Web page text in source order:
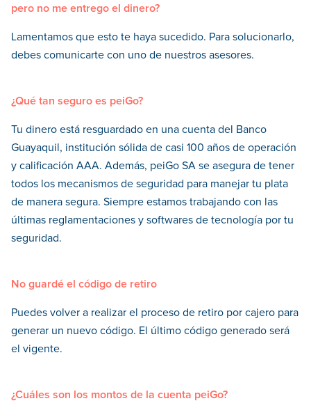
pero no me entrego el dinero?
Lamentamos que esto te haya sucedido. Para solucionarlo,
debes comunicarte con uno de nuestros asesores.
¿Qué tan seguro es peiGo?
Tu dinero está resguardado en una cuenta del Banco
Guayaquil, institución sólida de casi 100 años de operación
y calificación AAA. Además, peiGo SA se asegura de tener
todos los mecanismos de seguridad para manejar tu plata
de manera segura. Siempre estamos trabajando con las
últimas reglamentaciones y softwares de tecnología por tu
seguridad.
No guardé el código de retiro
Puedes volver a realizar el proceso de retiro por cajero para
generar un nuevo código. El último código generado será
el vigente.
¿Cuáles son los montos de la cuenta peiGo?